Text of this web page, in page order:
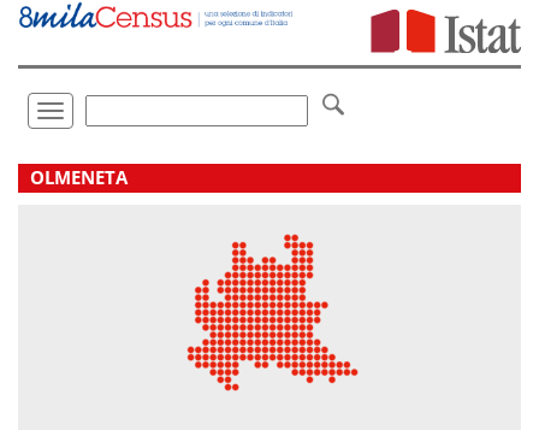
Vai
direttamente
Toggle
navigation
.
OLMENETA